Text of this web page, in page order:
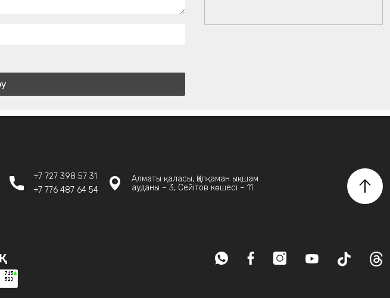
+7 727 398 57 31
+7 776 487 64 54
Алматы қаласы, Қалқаман ықшам
ауданы – 3, Сейітов көшесі – 11.